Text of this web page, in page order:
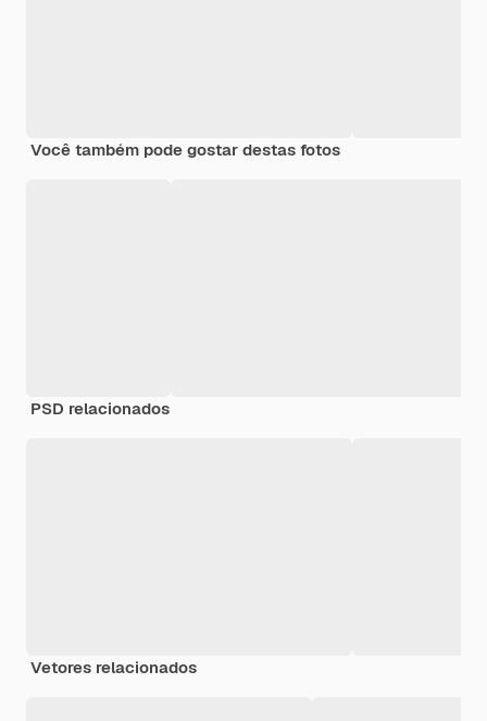
Você também pode gostar destas fotos
PSD relacionados
Vetores relacionados